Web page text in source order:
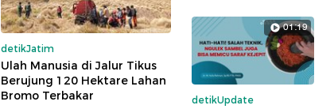
detikJatim
Ulah Manusia di Jalur Tikus
Berujung 120 Hektare Lahan
Bromo Terbakar
01:19
detikUpdate